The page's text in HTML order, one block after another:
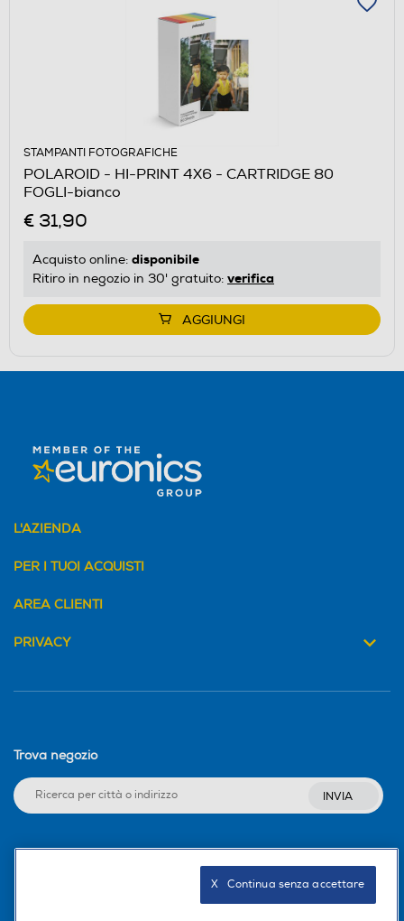
STAMPANTI FOTOGRAFICHE
POLAROID - HI-PRINT 4X6 - CARTRIDGE 80
FOGLI-bianco
€ 31,90
Acquisto online: disponibile
Ritiro in negozio in 30' gratuito: verifica
AGGIUNGI
L'AZIENDA
PER I TUOI ACQUISTI
AREA CLIENTI
PRIVACY
Trova negozio
INVIA
X   Continua senza accettare